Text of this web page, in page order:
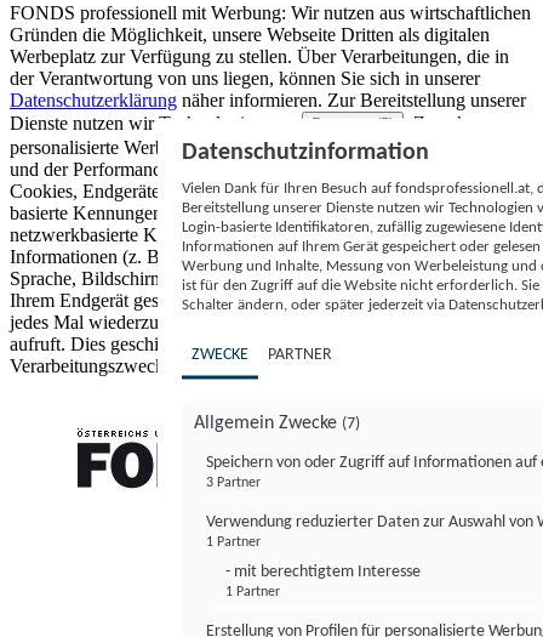
FONDS professionell mit Werbung: Wir nutzen aus wirtschaftlichen
Gründen die Möglichkeit, unsere Webseite Dritten als digitalen
Werbeplatz zur Verfügung zu stellen. Über Verarbeitungen, die in
der Verantwortung von uns liegen, können Sie sich in unserer
Datenschutzerklärung näher informieren. Zur Bereitstellung unserer
Dienste nutzen wir Technologien von
Partnern (5)
. Zwecke:
personalisierte Werbung und Inhalte, Messung von Werbeleistung
und der Performance von Inhalten sowie Zielgruppenforschung.
Cookies, Endgeräte- oder ähnliche Online-Kennungen (z. B. login-
basierte Kennungen, zufällig generierte Kennungen,
netzwerkbasierte Kennungen) können zusammen mit anderen
Informationen (z. B. Browsertyp und Browserinformationen,
Sprache, Bildschirmgröße, unterstützte Technologien usw.) auf
Ihrem Endgerät gespeichert oder von dort ausgelesen werden, um es
jedes Mal wiederzuerkennen, wenn es eine App oder einer Webseite
aufruft. Dies geschieht für einen oder mehrere der hier aufgeführten
Verarbeitungszwecke.
Datenschutzinformation
Vielen Dank für Ihren Besuch auf
Bereitstellung unserer Dienste nutzen wir Technologien
Login-basierte Identifikatoren, zufällig zugewiesene
Informationen auf Ihrem Gerät gespeichert oder
Werbung und Inhalte, Messung von Werbeleistung
ist für den Zugriff auf die Website nicht erforderlich.
Schalter ändern, oder später jederzeit via
ZWECKE PARTNER
Allgemein Zwecke (7)
Speichern von oder Zugriff auf Informationen auf
3 Partner
Verwendung reduzierter Daten zur Auswahl von
1 Partner
- mit berechtigtem Interesse
1 Partner
Erstellung von Profilen für personalisierte
FONDS professionell